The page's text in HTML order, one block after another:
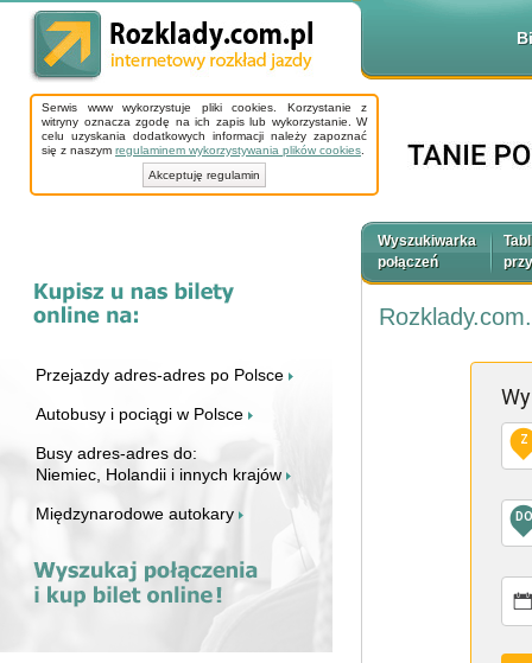
Serwis www wykorzystuje pliki cookies. Korzystanie z
witryny oznacza zgodę na ich zapis lub wykorzystanie. W
celu uzyskania dodatkowych informacji należy zapoznać
się z naszym regulaminem wykorzystywania plików cookies
Akceptuję regulamin
Przejazdy adres-adres po Polsce
Autobusy i pociągi w Polsce
Busy adres-adres do:
Niemiec, Holandii i innych krajów
Międzynarodowe autokary
Wyszukiwarka
połączeń
Z
DO